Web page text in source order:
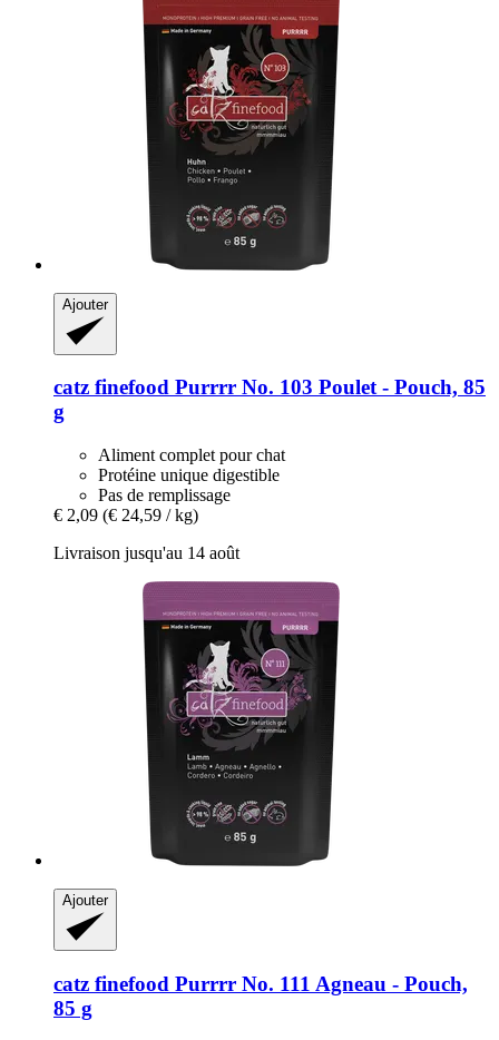
Ajouter
catz finefood Purrrr No. 103 Poulet -​ Pouch, 85
g
Aliment complet pour chat
Protéine unique digestible
Pas de remplissage
€ 2,09 (€ 24,59 / kg)
Livraison jusqu'au 14 août
Ajouter
catz finefood Purrrr No. 111 Agneau -​ Pouch,
85 g